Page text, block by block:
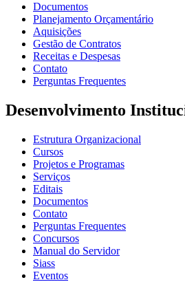
Documentos
Planejamento Orçamentário
Aquisições
Gestão de Contratos
Receitas e Despesas
Contato
Perguntas Frequentes
Desenvolvimento
Estrutura Organizacional
Cursos
Projetos e Programas
Serviços
Editais
Documentos
Contato
Perguntas Frequentes
Concursos
Manual do Servidor
Siass
Eventos